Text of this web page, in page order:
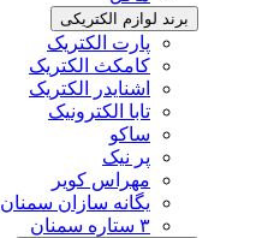
برند لوازم الکتریکی
پارت الکتریک
کامکث الکتریک
اشنایدر الکتریک
تابا الکترونیک
ساکو
پر نیک
مهراس کویر
یگانه سازان سمنان
۳ ستاره سمنان